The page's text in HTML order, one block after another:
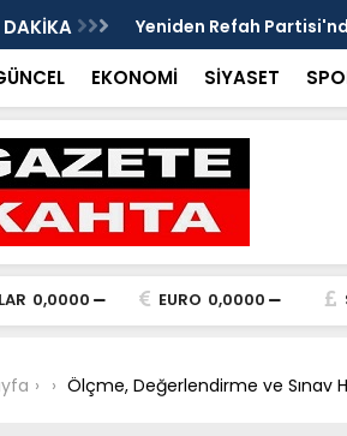
hepimize
Kozağaç Ana Deposu
projesinde önemli eşik
EKONOMİ SİYASET
0,0000 EURO 0,0000
Ölçme, Değerlendirme ve Sınav